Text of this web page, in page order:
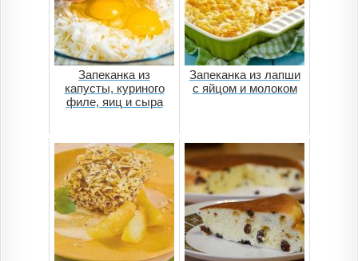
Запеканка из
капусты, куриного
филе, яиц и сыра
Запеканка из лапши
с яйцом и молоком